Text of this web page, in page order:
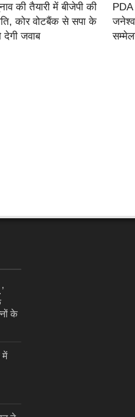
की तैयारी में बीजेपी की
कोर वोटबैंक से सपा के
जवाब
PDA
के
में